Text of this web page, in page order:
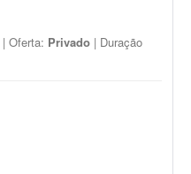
| Oferta: Privado | Duração